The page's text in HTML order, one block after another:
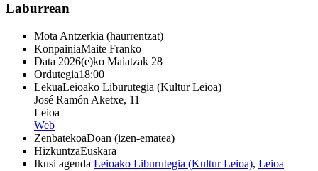
Laburrean
Mota Antzerkia (haurrentzat)
KonpainiaMaite Franko
Data 2026(e)ko Maiatzak 28
Ordutegia18:00
LekuaLeioako Liburutegia (Kultur Leioa)
José Ramón Aketxe, 11
Leioa
Web
ZenbatekoaDoan (izen-ematea)
HizkuntzaEuskara
Ikusi agenda Leioako Liburutegia (Kultur Leioa), Leioa